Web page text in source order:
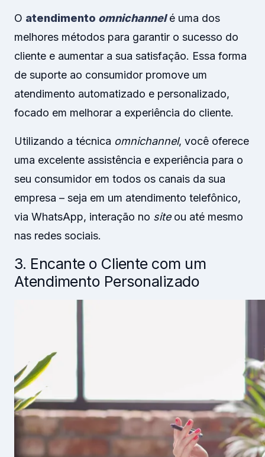
O atendimento omnichannelé uma dos
melhores métodos para garantir o sucesso do
cliente e aumentar a sua satisfação. Essa forma
de suporte ao consumidor promove um
atendimento automatizado e personalizado,
focado em melhorar a experiência do cliente.
Utilizando a técnica omnichannel, você oferece
uma excelente assistência e experiência para o
seu consumidor em todos os canais da sua
empresa – seja em um atendimento telefônico,
via WhatsApp, interação no site ou até mesmo
nas redes sociais.
3. Encante o Cliente com um
Atendimento Personalizado